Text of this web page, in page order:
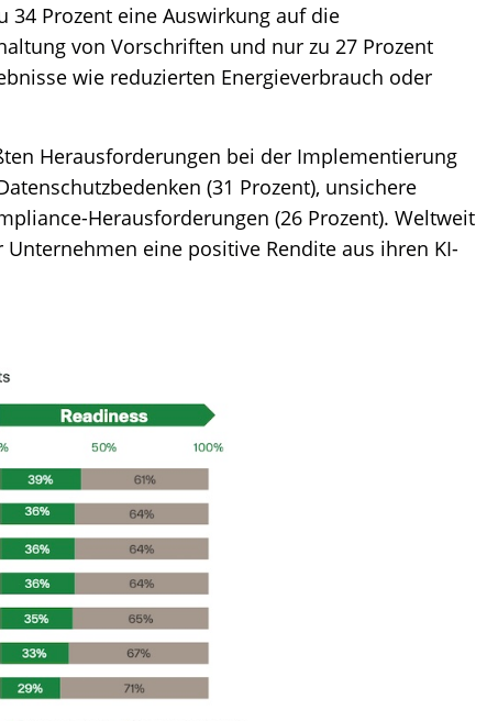
34 Prozent eine Auswirkung auf die
von Vorschriften und nur zu 27 Prozent
wie reduzierten Energieverbrauch oder
Herausforderungen bei der Implementierung
(31 Prozent), unsichere
Herausforderungen (26 Prozent). Weltweit
Unternehmen eine positive Rendite aus ihren KI-